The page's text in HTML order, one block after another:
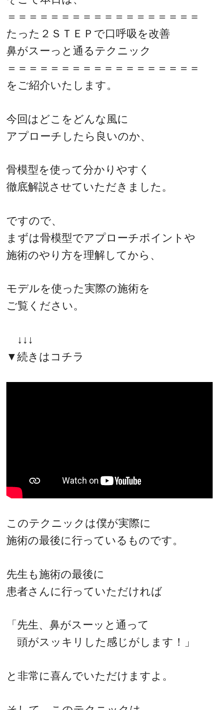
＝＝＝＝＝＝＝＝＝＝＝＝＝＝＝＝＝＝
たった２ＳＴＥＰで口呼吸を改善
鼻がスーっと通るテクニック
＝＝＝＝＝＝＝＝＝＝＝＝＝＝＝＝＝＝
をご紹介いたします。
今回はどこをどんな風に
アプローチしたら良いのか、
骨模型を使って分かりやすく
徹底解説させていただきました。
ですので、
まずは骨模型でアプローチポイントや
施術のやり方を理解してから、
モデルを使った実際の施術を
ご覧ください。
↓↓↓
▼続きはコチラ
このテクニックは僕が実際に
施術の最後に行っているものです。
先生も施術の最後に
患者さんに行っていただければ
「先生、鼻がスーッと通って
頭がスッキリした感じがします！」
と非常に喜んでいただけますよ。